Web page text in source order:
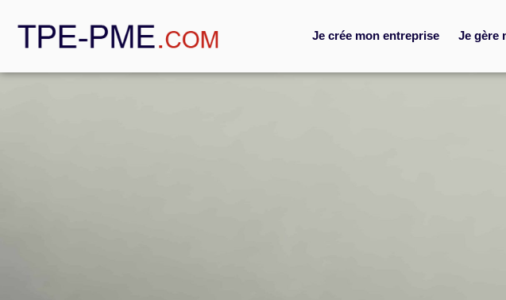
Je crée mon entreprise Je gère